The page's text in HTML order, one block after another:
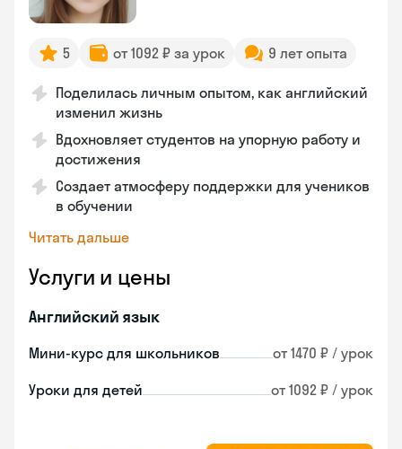
5 от 1092 ₽ за урок 9 лет опыта
Поделилась личным опытом, как английский
изменил жизнь
Вдохновляет студентов на упорную работу и
достижения
Создает атмосферу поддержки для учеников
в обучении
Читать дальше
Услуги и цены
Английский язык
Мини-курс для школьников от 1470 ₽ / урок
Уроки для детей от 1092 ₽ / урок